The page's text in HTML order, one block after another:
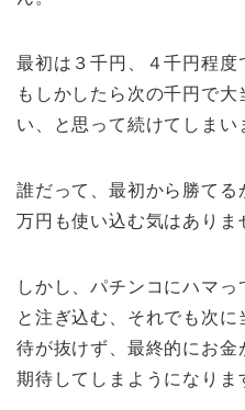
最初は３千円、４千円程度
もしかしたら次の千円で
い、と思って続けてしまい
誰だって、最初から勝て
万円も使い込む気はありま
しかし、パチンコにハマ
と注ぎ込む、それでも次
待が抜けず、最終的にお金
期待してしまようになりま